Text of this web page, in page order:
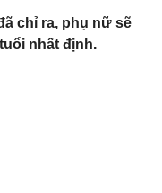
chỉ ra, phụ nữ sẽ
nhất định.